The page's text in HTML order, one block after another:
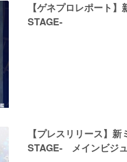
【ゲネプロレポート
STAGE-
【プレスリリース】
STAGE- メインビジ